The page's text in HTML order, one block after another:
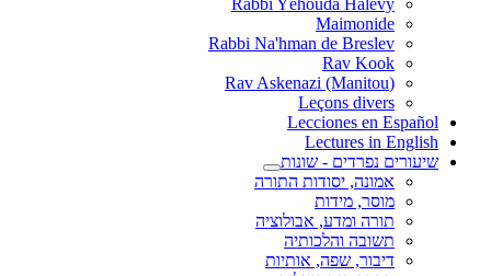
Rabbi Yéhouda Halévy
Maimonide
Rabbi Na'hman de Breslev
Rav Kook
(Rav Askenazi (Manitou
Leçons divers
Lecciones en Español
Lectures in English
שיעורים נפרדים - שונות
אמונה, יסודות התורה
מוסר, מידות
תורה ומדע, אבולוציה
תשובה והלכותיה
דיבור, שפה, אותיות